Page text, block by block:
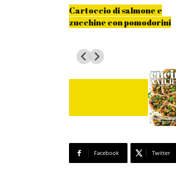
Cartoccio di salmone e
zucchine con pomodorini
Facebook Twitter